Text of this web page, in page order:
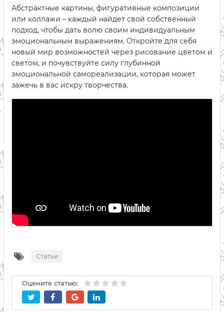
Абстрактные картины, фигуративные композиции
или коллажи – каждый найдет свой собственный
подход, чтобы дать волю своим индивидуальным
эмоциональным выражениям. Откройте для себя
новый мир возможностей через рисование цветом и
светом, и почувствуйте силу глубинной
эмоциональной самореализации, которая может
зажечь в вас искру творчества.
Статьи
Оцените статью: